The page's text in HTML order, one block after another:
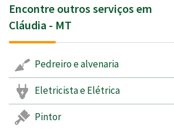
Encontre outros serviços em
Cláudia - MT
Pedreiro e alvenaria
Eletricista e Elétrica
Pintor